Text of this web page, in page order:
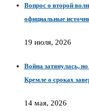
Вопрос о второй
официальные
19 июля, 2026
Война затянулась,
Кремле о сроках
14 мая, 2026